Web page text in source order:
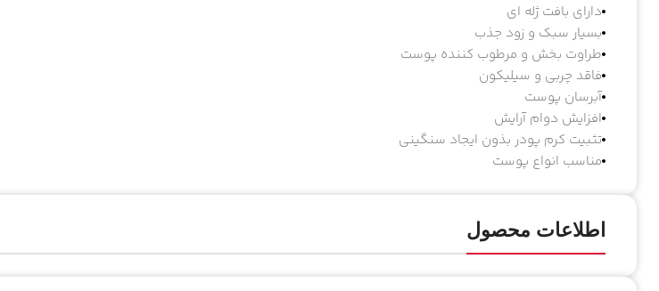
دارای بافت ژله ای
بسیار سبک و زود جذب
طراوت بخش و مرطوب کننده پوست
فاقد چربی و سیلیکون
آبرسان پوست
افزایش دوام آرایش
تثبیت کرم پودر بذون ایجاد سنگینی
مناسب انواع پوست
اطلاعات محصول